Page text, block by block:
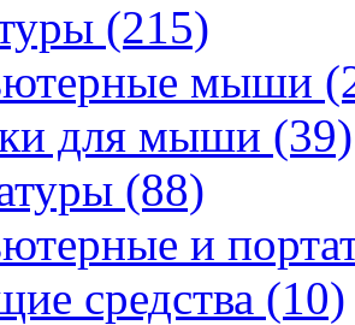
(215)
мыши
для мыши (39)
(88)
и
средства (10)